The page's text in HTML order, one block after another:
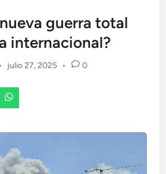
guerra total
internacional?
• julio 27, 2025 • 0